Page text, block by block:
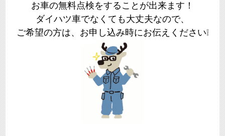
お車の無料点検をすることが出来ます！
ダイハツ車でなくても大丈夫なので、
ご希望の方は、お申し込み時にお伝えください❕